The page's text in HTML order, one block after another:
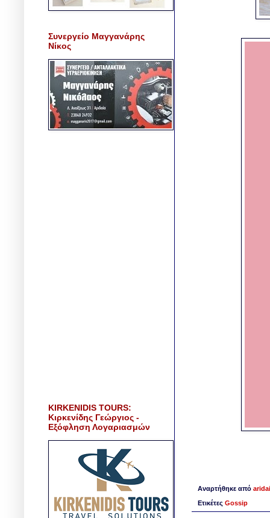
Αναρτήθηκε από
Ετικέτες Gossip
Συνεργείο Μαγγανάρης
Νίκος
KIRKENIDIS TOURS:
Κιρκενίδης Γεώργιος -
Εξόφληση Λογαριασμών